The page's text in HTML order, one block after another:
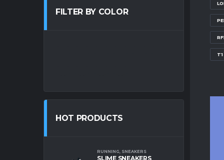
T1
FILTER BY COLOR
HOT PRODUCTS
RUNNING, SNEAKERS
SLIME SNEAKERS